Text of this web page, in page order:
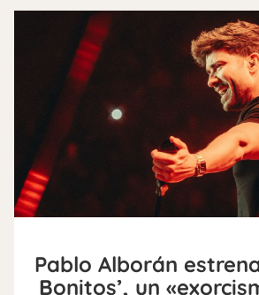
Pablo Alborán
Bonitos’, un